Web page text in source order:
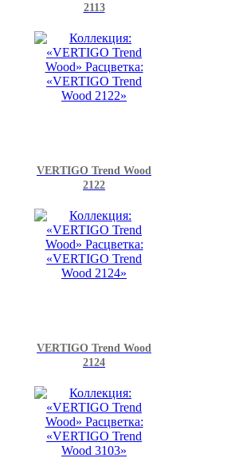
2113
VERTIGO Trend Wood
2122
VERTIGO Trend Wood
2124